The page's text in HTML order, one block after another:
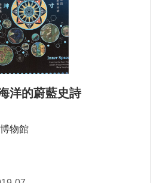
洋的蔚藍史詩
物館